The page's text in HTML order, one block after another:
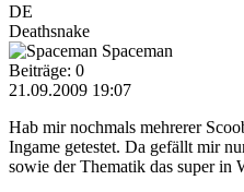
DE
Deathsnake
Spaceman
Beiträge: 0
21.09.2009 19:07
Hab mir nochmals mehrerer
Ingame getestet. Da gefällt mir
sowie der Thematik das super in